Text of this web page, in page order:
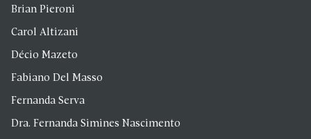
Brian Pieroni
Carol Altizani
Décio Mazeto
Fabiano Del Masso
Fernanda Serva
Dra. Fernanda Simines Nascimento